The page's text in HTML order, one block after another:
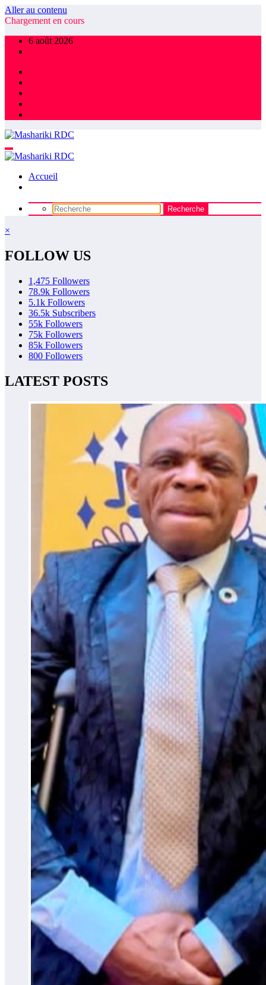
Aller au contenu
Chargement en cours
6 août 2026
Accueil
×
FOLLOW US
1,475 Followers
78.9k Followers
5.1k Followers
36.5k Subscribers
55k Followers
75k Followers
85k Followers
800 Followers
LATEST POSTS